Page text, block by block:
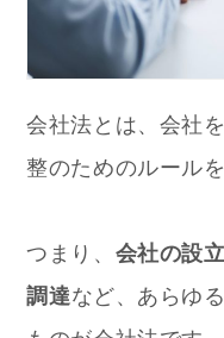
会社法とは、会社
整のためのルール
つまり、 会社の設
調達など、あらゆ